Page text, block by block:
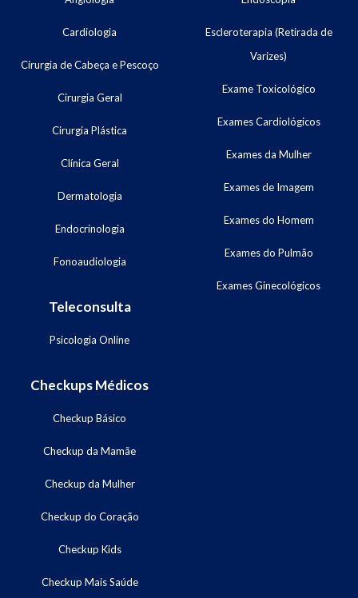
Cardiologia
Cirurgia de Cabeça e Pescoço
Cirurgia Geral
Cirurgia Plástica
Clínica Geral
Dermatologia
Endocrinologia
Fonoaudiologia
Teleconsulta
Psicologia Online
Escleroterapia (Retirada de
Varizes)
Exame Toxicológico
Exames Cardiológicos
Exames da Mulher
Exames de Imagem
Exames do Homem
Exames do Pulmão
Exames Ginecológicos
Checkups Médicos
Checkup Básico
Checkup da Mamãe
Checkup da Mulher
Checkup do Coração
Checkup Kids
Checkup Mais Saúde